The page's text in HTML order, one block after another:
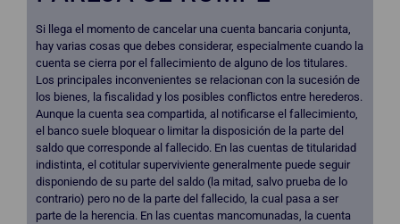
Si llega el momento de cancelar una cuenta bancaria conjunta,
hay varias cosas que debes considerar, especialmente cuando la
cuenta se cierra por el fallecimiento de alguno de los titulares.
Los principales inconvenientes se relacionan con la sucesión de
los bienes, la fiscalidad y los posibles conflictos entre herederos.
Aunque la cuenta sea compartida, al notificarse el fallecimiento,
el banco suele bloquear o limitar la disposición de la parte del
saldo que corresponde al fallecido. En las cuentas de titularidad
indistinta, el cotitular superviviente generalmente puede seguir
disponiendo de su parte del saldo (la mitad, salvo prueba de lo
contrario) pero no de la parte del fallecido, la cual pasa a ser
parte de la herencia. En las cuentas mancomunadas, la cuenta